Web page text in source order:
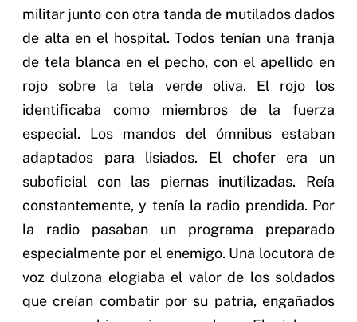
militar junto con otra tanda de mutilados dados
de alta en el hospital. Todos tenían una franja
de tela blanca en el pecho, con el apellido en
rojo sobre la tela verde oliva. El rojo los
identificaba como miembros de la fuerza
especial. Los mandos del ómnibus estaban
adaptados para lisiados. El chofer era un
suboficial con las piernas inutilizadas. Reía
constantemente, y tenía la radio prendida. Por
la radio pasaban un programa preparado
especialmente por el enemigo. Una locutora de
voz dulzona elogiaba el valor de los soldados
que creían combatir por su patria, engañados